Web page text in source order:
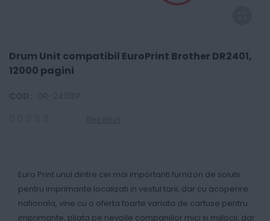
Drum Unit compatibil EuroPrint Brother DR2401,
12000 pagini
Euro Print unul dintre cei mai importanti furnizori de solutii
pentru imprimante localizati in vestul tarii, dar cu acoperire
nationala, vine cu o oferta foarte variata de cartuse pentru
imprimante, pliata pe nevoile companiilor mici si mijlocii, dar